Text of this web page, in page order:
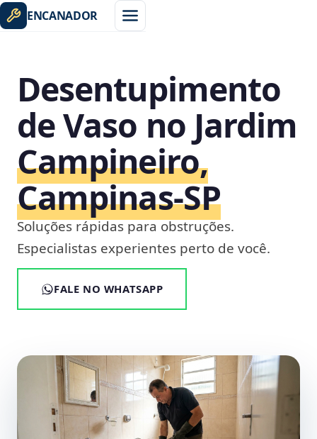
ENCANADOR
Desentupimento
de Vaso no Jardim
Campineiro,
Campinas‑SP
Soluções rápidas para obstruções.
Especialistas experientes perto de você.
FALE NO WHATSAPP